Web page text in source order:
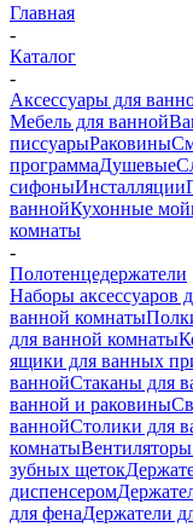
Главная
-
Каталог
-
Аксессуары для
Мебель для ванной
писсуарыРаковины
программаДушевые
сифоныИнсталляции
ваннойКухонные
комнаты
-
Полотенцедержатели
Наборы аксессуаров
ванной комнаты
для ванной комнаты
ящики для ванных
ваннойСтаканы для
ванной и раковины
ваннойСтолики для
комнаты
зубных щеток
диспенсером
для фенаДержатели